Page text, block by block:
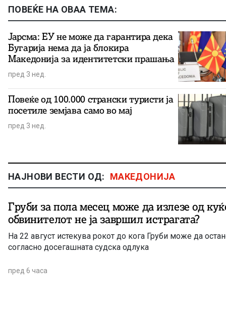
ПОВЕЌЕ НА ОВАА ТЕМА:
Јарсма: ЕУ не може да гарантира дека
Бугарија нема да ја блокира
Македонија за идентитетски прашања
пред 3 нед.
Повеќе од 100.000 странски туристи ја
посетиле земјава само во мај
пред 3 нед.
НАЈНОВИ ВЕСТИ ОД: МАКЕДОНИЈА
Груби за пола месец може да излезе од
обвинителот не ја завршил истрагата?
На 22 август истекува рокот до кога Груби може да
согласно досегашната судска одлука
пред 6 часа